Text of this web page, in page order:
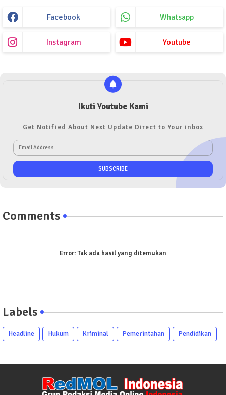
Facebook Whatsapp
Instagram Youtube
Ikuti Youtube Kami
Get Notified About Next Update Direct to Your inbox
Comments
Error:Tak ada hasil yang ditemukan
Labels
Headline Hukum Kriminal Pemerintahan Pendidikan